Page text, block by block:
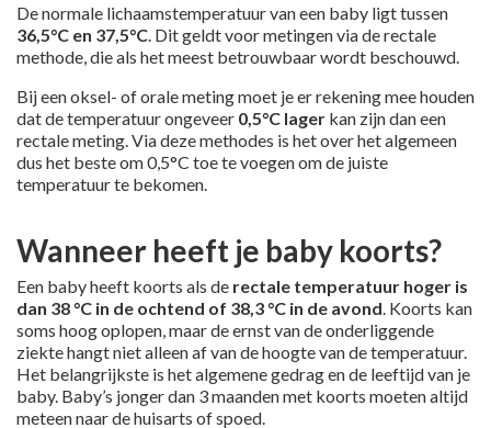
De normale lichaamstemperatuur van een baby ligt tussen
36,5°C en 37,5°C . Dit geldt voor metingen via de rectale
methode, die als het meest betrouwbaar wordt beschouwd.
Bij een oksel- of orale meting moet je er rekening mee houden
dat de temperatuur ongeveer 0,5°C lager kan zijn dan een
rectale meting. Via deze methodes is het over het algemeen
dus het beste om 0,5°C toe te voegen om de juiste
temperatuur te bekomen.
Wanneer heeft je baby koorts?
Een baby heeft koorts als de rectale temperatuur hoger is
dan 38 °C in de ochtend of 38,3 °C in de avond . Koorts kan
soms hoog oplopen, maar de ernst van de onderliggende
ziekte hangt niet alleen af van de hoogte van de temperatuur.
Het belangrijkste is het algemene gedrag en de leeftijd van je
baby. Baby’s jonger dan 3 maanden met koorts moeten altijd
meteen naar de huisarts of spoed.